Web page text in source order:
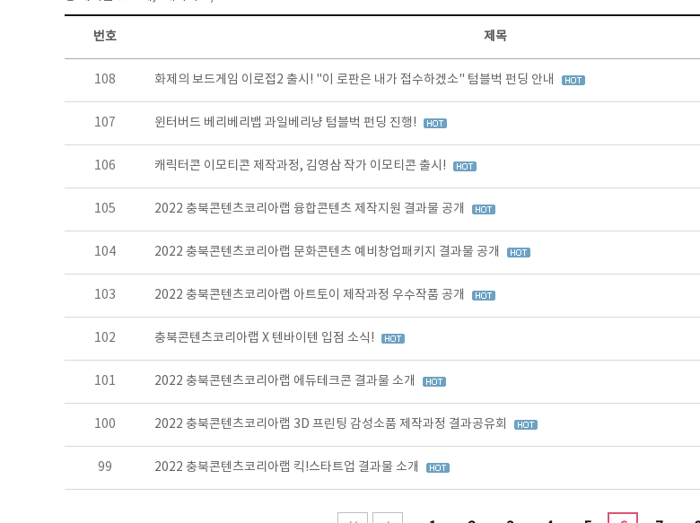
콘텐츠이슈 목록 - 번호, 제목, 작성자, 파일, 조회수, 작성일 정보 제공
번호 제목
108 화제의 보드게임 이로접2 출시! "이 로판은 내가 접수하겠소" 텀블벅 펀딩 안내
107 윈터버드 베리베리뱁 과일베리냥 텀블벅 펀딩 진행!
106 캐릭터콘 이모티콘 제작과정, 김영삼 작가 이모티콘 출시!
105 2022 충북콘텐츠코리아랩 융합콘텐츠 제작지원 결과물 공개
104 2022 충북콘텐츠코리아랩 문화콘텐츠 예비창업패키지 결과물 공개
103 2022 충북콘텐츠코리아랩 아트토이 제작과정 우수작품 공개
102 충북콘텐츠코리아랩 X 텐바이텐 입점 소식!
101 2022 충북콘텐츠코리아랩 에듀테크콘 결과물 소개
100 2022 충북콘텐츠코리아랩 3D 프린팅 감성소품 제작과정 결과공유회
99 2022 충북콘텐츠코리아랩 킥!스타트업 결과물 소개